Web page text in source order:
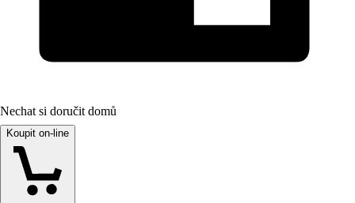
Nechat si doručit domů
Koupit on-line